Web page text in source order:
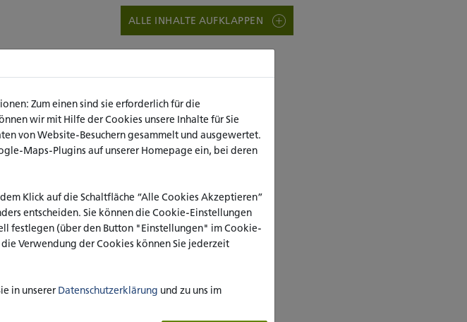
ALLE INHALTE AUFKLAPPEN
Zum einen sind sie erforderlich für die
wir mit Hilfe der Cookies unsere Inhalte für Sie
von Website-Besuchern gesammelt und ausgewertet.
Maps-Plugins auf unserer Homepage ein, bei deren
Klick auf die Schaltfläche “Alle Cookies Akzeptieren”
entscheiden. Sie können die Cookie-Einstellungen
festlegen (über den Button "Einstellungen" im Cookie-
Verwendung der Cookies können Sie jederzeit
in unserer Datenschutzerklärung und zu uns im